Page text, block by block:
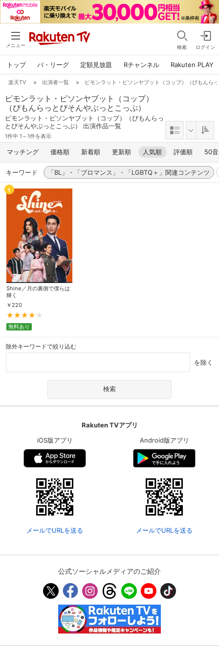
メニュー 検索 ログイン
トップ パ・リーグ 定額見放題 Rチャンネル Rakuten PLAY
楽天TV > 出演者一覧 > ピモンラット・ピソンヤブット（コップ）（ぴもんら
ピモンラット・ピソンヤブット（コップ）
（ぴもんらっとぴそんやぶっとこっぷ）
ピモンラット・ピソンヤブット（コップ）（ぴもんらっ
とぴそんやぶっとこっぷ） 出演作品一覧
1件中 1～1件を表示
マッチング 価格順 新着順 更新順 人気順 評価順 50
キーワード 「BL」・「ブロマンス」・「LGBTQ＋」関連コンテンツ
1
Shine／月の裏側で僕らは
輝く
￥ 220
無料あり
除外キーワードで絞り込む
を除く
Rakuten TVアプリ
iOS版アプリ
メールでURLを送る
Android版アプリ
メールでURLを送る
公式ソーシャルメディアのご紹介